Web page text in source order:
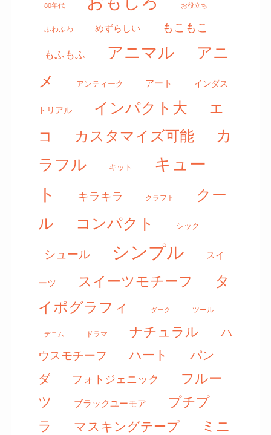
80年代 お役立ち
ふわふわ めずらしい もこもこ
もふもふ アニマル
アニ
メ
アンティーク アート インダス
トリアル インパクト大
エ
コ
カスタマイズ可能
カ
ラフル
キット
キュー
ト
キラキラ クラフト
クー
ル
コンパクト シック
シュール シンプル スイ
ーツ スイーツモチーフ
タ
イポグラフィ
ダーク ツール
デニム ドラマ ナチュラル
ハ
ウスモチーフ
ハート
パン
ダ
フォトジェニック
フルー
ツ
ブラックユーモア
プチプ
ラ
マスキングテープ
ミニ